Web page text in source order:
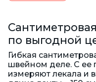
по выгодной
Гибкая
швейном деле. С
измеряют лекала и